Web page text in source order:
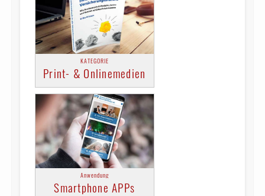
KATEGORIE
Print- & Onlinemedien
Anwendung
Smartphone APPs